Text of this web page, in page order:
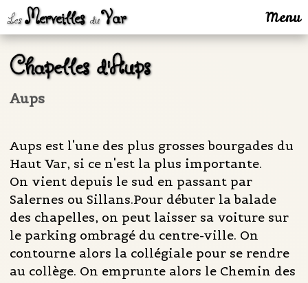
LesMerveillesduVar Menu
Chapelles d'Aups
Aups
Aups est l'une des plus grosses bourgades du
Haut Var, si ce n'est la plus importante.
On vient depuis le sud en passant par
Salernes ou Sillans.Pour débuter la balade
des chapelles, on peut laisser sa voiture sur
le parking ombragé du centre-ville. On
contourne alors la collégiale pour se rendre
au collège. On emprunte alors le Chemin des